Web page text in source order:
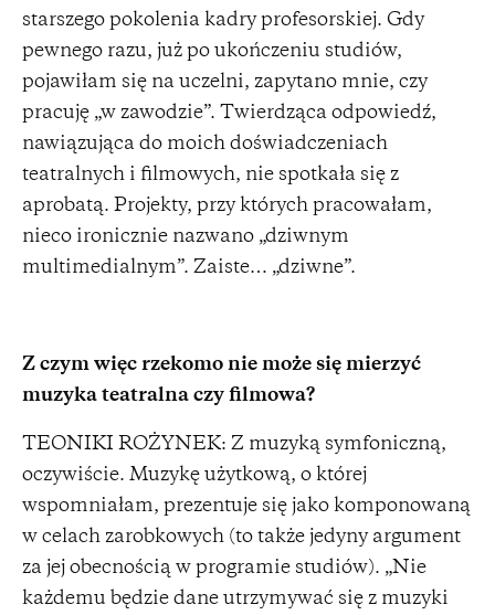
starszego pokolenia kadry profesorskiej. Gdy
pewnego razu, już po ukończeniu studiów,
pojawiłam się na uczelni, zapytano mnie, czy
pracuję „w zawodzie”. Twierdząca odpowiedź,
nawiązująca do moich doświadczeniach
teatralnych i filmowych, nie spotkała się z
aprobatą. Projekty, przy których pracowałam,
nieco ironicznie nazwano „dziwnym
multimedialnym”. Zaiste… „dziwne”.
Z czym więc rzekomo nie może się mierzyć
muzyka teatralna czy filmowa?
TEONIKI ROŻYNEK: Z muzyką symfoniczną,
oczywiście. Muzykę użytkową, o której
wspomniałam, prezentuje się jako komponowaną
w celach zarobkowych (to także jedyny argument
za jej obecnością w programie studiów). „Nie
każdemu będzie dane utrzymywać się z muzyki